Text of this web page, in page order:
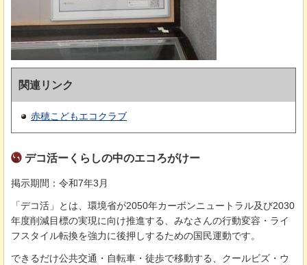
関連リンク
赤穂こどもエコクラブ
デコ活ーくらしの中のエコろがけー
掲示期間：令和7年3月
「デコ活」とは、環境省が2050年カーボンニュートラル及び2030
年度削減目標の実現に向け推進する、みなさんの行動変容・ライ
フスタイル転換を強力に後押しするための国民運動です。
できるだけ公共交通・自転車・徒歩で移動する、クールビズ・ウ